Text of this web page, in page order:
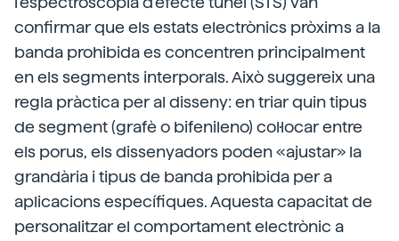
confirmar que els estats electrònics pròxims a la
banda prohibida es concentren principalment
en els segments interporals. Això suggereix una
regla pràctica per al disseny: en triar quin tipus
de segment (grafè o bifenileno) col·locar entre
els porus, els dissenyadors poden «ajustar» la
grandària i tipus de banda prohibida per a
aplicacions específiques. Aquesta capacitat de
personalitzar el comportament electrònic a